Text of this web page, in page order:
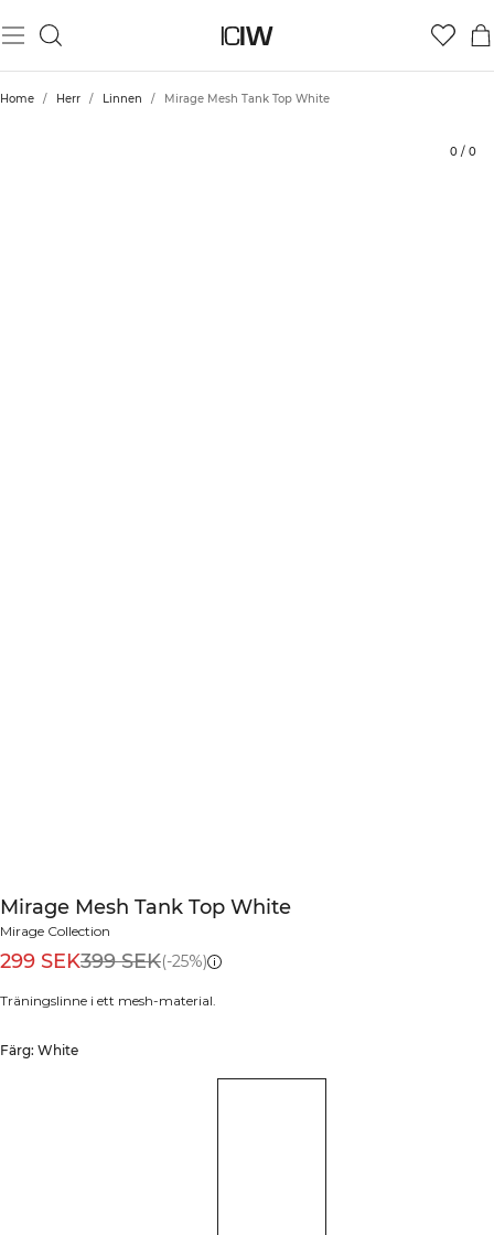
Home / Herr / Linnen / Mirage Mesh Tank Top White
0 / 0
Mirage Mesh Tank Top White
Mirage Collection
299 SEK399 SEK(-25%)
Träningslinne i ett mesh-material.
Färg: White